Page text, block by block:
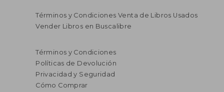
Términos y Condiciones Venta de Libros Usados
Vender Libros en Buscalibre
Términos y Condiciones
Políticas de Devolución
Privacidad y Seguridad
Cómo Comprar